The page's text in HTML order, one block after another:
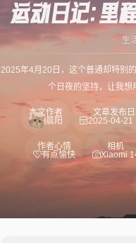
运动日记：里
生
2025年4月20日，这个普通却特别
个日夜的坚持，让我想
本文作者
晨阳
文章发布日
2025-04-21
作者心情
有点愉快
相机
Xiaomi